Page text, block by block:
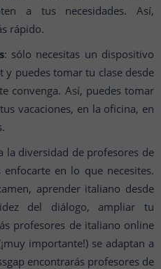
a tus necesidades. Así,
rápido.
: sólo necesitas un dispositivo
y puedes tomar tu clase desde
convenga. Así, puedes tomar
vacaciones, en la oficina, en
la diversidad de profesores de
en lo que necesites.
aprender italiano desde
del diálogo, ampliar tu
profesores de italiano online
importante!) se adaptan a
encontrarás profesores de